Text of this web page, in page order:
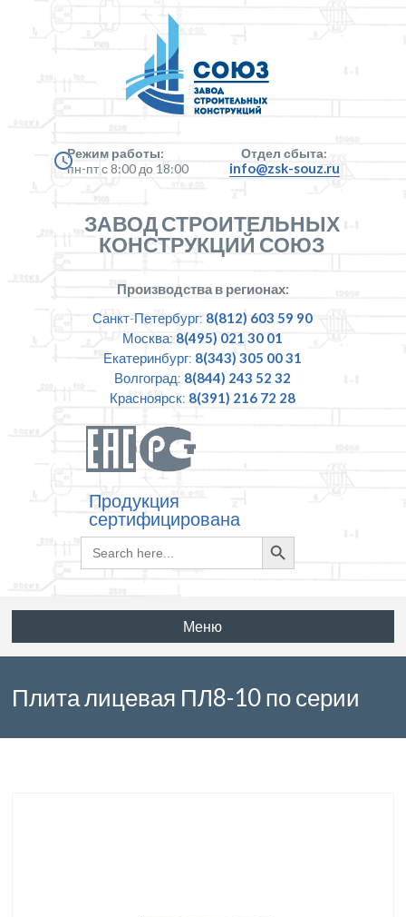
Режим работы:
пн-пт с 8:00 до 18:00
Отдел сбыта:
info@zsk-souz.ru
ЗАВОД СТРОИТЕЛЬНЫХ
КОНСТРУКЦИЙ СОЮЗ
Производства в регионах:
Санкт-Петербург: 8(812) 603 59 90
Москва: 8(495) 021 30 01
Екатеринбург: 8(343) 305 00 31
Волгоград: 8(844) 243 52 32
Красноярск: 8(391) 216 72 28
Продукция
сертифицирована
Search
for:
Search
Button
Меню
Плита лицевая ПЛ8-10 по серии